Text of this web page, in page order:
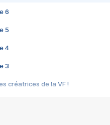
6
5
4
3
créatrices de la VF !